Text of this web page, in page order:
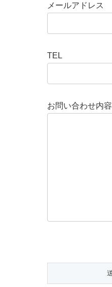
メールアドレス
TEL
お問い合わせ内容